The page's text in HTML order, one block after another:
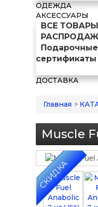
ОДЕЖДА
АКСЕССУАРЫ
ВСЕ ТОВАРЫ
Подарочные
сертификаты
ДОСТАВКА
Главная >
Muscle
СКИДКА